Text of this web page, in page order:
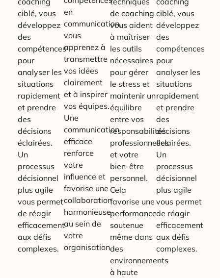
ciblé, vous
développez
des
compétences
pour
analyser les
situations
rapidement
et prendre
des
décisions
éclairées.
Un
processus
décisionnel
plus agile
vous permet
de réagir
efficacement
aux défis
complexes.
en
communication,
vous
apprenez à
transmettre
vos idées
clairement
et à inspirer
vos équipes.
Une
communication
efficace
renforce
votre
influence et
favorise une
collaboration
harmonieuse
au sein de
votre
organisation.
de coaching
vous aident
à maîtriser
les outils
nécessaires
pour gérer
le stress et
maintenir un
équilibre
entre vos
responsabilités
professionnelles
et votre
bien-être
personnel.
Cela
favorise une
performance
soutenue
même dans
des
environnements
à haute
ciblé, vous
développez
des
compétences
pour
analyser les
situations
rapidement
et prendre
des
décisions
éclairées.
Un
processus
décisionnel
plus agile
vous permet
de réagir
efficacement
aux défis
complexes.